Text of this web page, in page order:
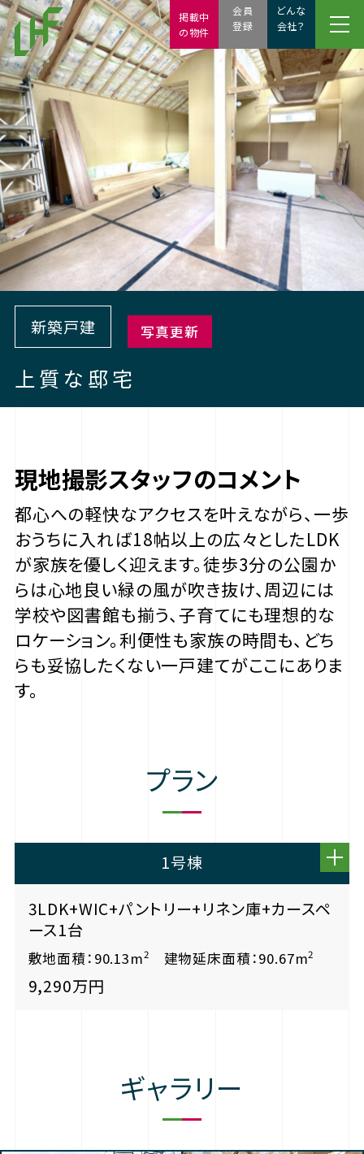
新築戸建 写真更新
上質な邸宅
現地撮影スタッフのコメント
都心への軽快なアクセスを叶えながら、一歩
おうちに入れば18帖以上の広々としたLDK
が家族を優しく迎えます。徒歩3分の公園か
らは心地良い緑の風が吹き抜け、周辺には
学校や図書館も揃う、子育てにも理想的な
ロケーション。利便性も家族の時間も、どち
らも妥協したくない一戸建てがここにありま
す。
プラン
1号棟
3LDK+WIC+パントリー+リネン庫+カースペ
ース1台
敷地面積：90.13m2 建物延床面積：90.67m2
9,290万円
ギャラリー
会員
登録
どんな
会社？
掲載中
の物件